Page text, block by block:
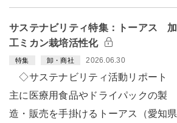
サステナビリティ特集：トーアス 加
工ミカン栽培活性化
特集 卸・商社 2026.06.30
◇サステナビリティ活動リポート
主に医療用食品やドライパックの製
造・販売を手掛けるトーアス（愛知県